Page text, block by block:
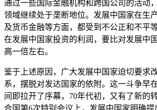
通过一些国际金融机构和跨国公司的活动
领域继续处于垄断地位。发展中国家在生
及货币金融等方面，都受到不公正和不平
在发展中国家投资的利润，要比对发展中
高一倍左右。
鉴于上述原因，广大发展中国家迫切要求
系，摆脱对发达国家的依附。这一斗争早
间即拉开了序幕，70年代初，又有了新的
合国第6次特别会议上，发展中国家明确